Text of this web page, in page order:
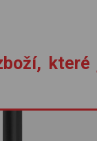
které